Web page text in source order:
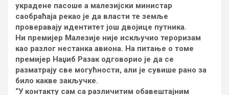
украдене пасоше а малезијски министар
саобраћаја рекао је да власти те земље
проверавају идентитет још двојице путника.
Ни премијер Малезије није искључио тероризам
као разлог нестанка авиона. На питање о томе
премијер Наџиб Разак одговорио је да се
разматрају све могућности, али је сувише рано за
било какве закључке.
“У контакту сам са различитим обавештајним